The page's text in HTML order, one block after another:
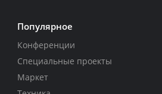
Популярное
Конференции
Специальные проекты
Маркет